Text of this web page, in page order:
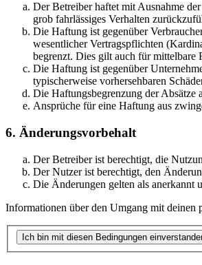
Der Betreiber haftet mit Ausnahme
grob fahrlässiges Verhalten
Die Haftung ist gegenüber
wesentlicher Vertragspflichten
begrenzt. Dies gilt auch für mittelbare
Die Haftung ist gegenüber
typischerweise vorhersehbaren
Die Haftungsbegrenzung der Absätze
Ansprüche für eine Haftung aus
6. Änderungsvorbehalt
Der Betreiber ist berechtigt, die
Der Nutzer ist berechtigt, den
Die Änderungen gelten als anerkannt
Informationen über den Umgang mit deinen